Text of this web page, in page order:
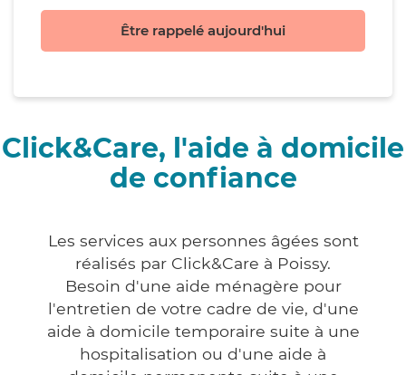
Être rappelé aujourd'hui
Click&Care, l'aide à domicile
de confiance
Les services aux personnes âgées sont
réalisés par Click&Care à Poissy.
Besoin d'une aide ménagère pour
l'entretien de votre cadre de vie, d'une
aide à domicile temporaire suite à une
hospitalisation ou d'une aide à